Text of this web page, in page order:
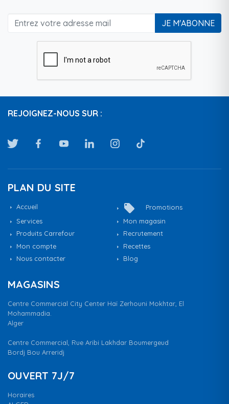
JE M'ABONNE
REJOIGNEZ-NOUS SUR :
PLAN DU SITE
Accueil local_offer
Promotions
Services
Mon magasin
Produits Carrefour
Recrutement
Mon compte
Recettes
Nous contacter
Blog
MAGASINS
Centre Commercial City Center Haï Zerhouni Mokhtar, El
Mohammadia.
Alger
Centre Commercial, Rue Aribi Lakhdar Boumergeud
Bordj Bou Arreridj
OUVERT 7J/7
Horaires